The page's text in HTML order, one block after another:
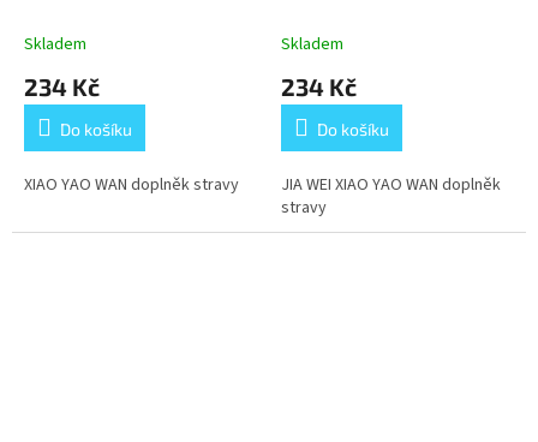
Skladem
234 Kč
Do košíku
XIAO YAO WAN doplněk stravy
Skladem
234 Kč
Do košíku
JIA WEI XIAO YAO WAN doplněk
stravy